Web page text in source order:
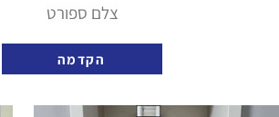
צלם ספורט
הקדמה